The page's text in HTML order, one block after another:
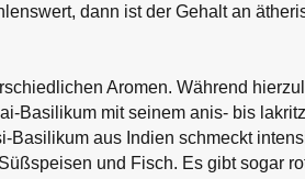
dann ist der Gehalt an
Aromen. Während
Basilikum mit seinem anis- bis
Basilikum aus Indien schmeckt
und Fisch. Es gibt sogar